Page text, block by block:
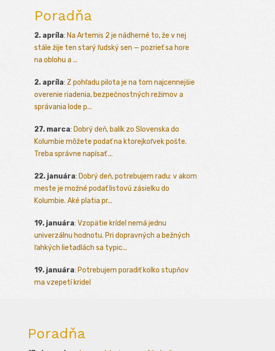
Poradňa
2. apríla: Na Artemis 2 je nádherné to, že v nej
stále žije ten starý ľudský sen — pozrieť sa hore
na oblohu a ...
2. apríla: Z pohľadu pilota je na tom najcennejšie
overenie riadenia, bezpečnostných režimov a
správania lode p...
27. marca: Dobrý deň, balík zo Slovenska do
Kolumbie môžete podať na ktorejkoľvek pošte.
Treba správne napísať ...
22. januára: Dobrý deň, potrebujem radu: v akom
meste je možné podať listovú zásielku do
Kolumbie. Aké platia pr...
19. januára: Vzopätie krídel nemá jednu
univerzálnu hodnotu. Pri dopravných a bežných
ľahkých lietadlách sa typic...
19. januára: Potrebujem poradiť kolko stupňov
ma vzepetí kridel
Poradňa